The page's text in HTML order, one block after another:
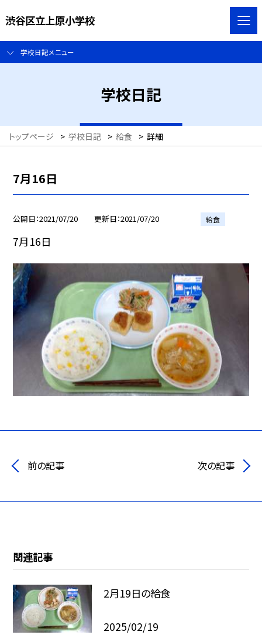
渋谷区立上原小学校
学校日記メニュー
学校日記
トップページ > 学校日記 > 給食 > 詳細
7月16日
公開日 2021/07/20 更新日 2021/07/20 給食
7月16日
前の記事 次の記事
関連記事
2月19日の給食
2025/02/19